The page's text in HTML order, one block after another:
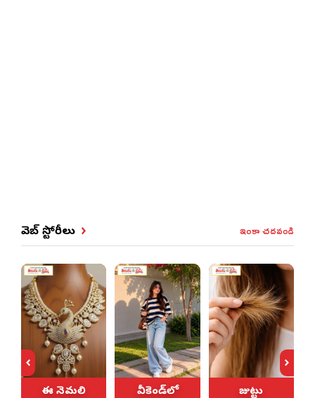
వెబ్ స్టోరీలు ఇంకా చదవండి
ఈ నెమలి
వీకెండ్‌లో
జుట్టు